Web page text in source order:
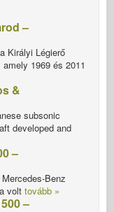
–
Királyi Légierő
1969 és 2011
&
subsonic
developed and
–
Benz
volt tovább »
–